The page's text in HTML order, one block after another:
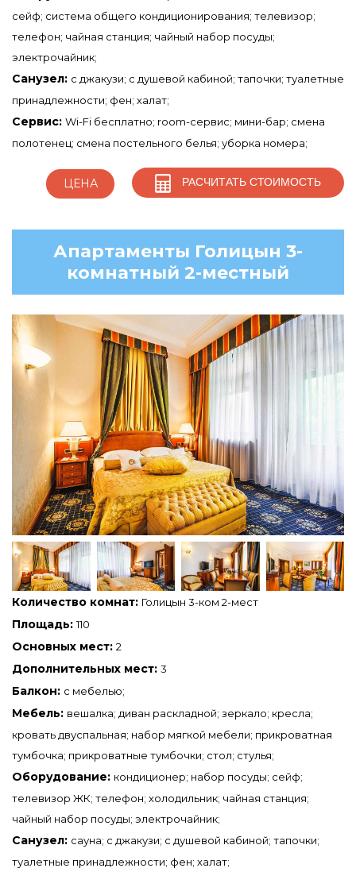
сейф; система общего кондиционирования; телевизор;
телефон; чайная станция; чайный набор посуды;
электрочайник;
Санузел: с джакузи; с душевой кабиной; тапочки; туалетные
принадлежности; фен; халат;
Сервис: Wi-Fi бесплатно; room-сервис; мини-бар; смена
полотенец; смена постельного белья; уборка номера;
ЦЕНА РАСЧИТАТЬ СТОИМОСТЬ
Апартаменты Голицын 3-
комнатный 2-местный
Количество комнат: Голицын 3-ком 2-мест
Площадь:110
Основных мест: 2
Дополнительных мест: 3
Балкон: с мебелью;
Мебель: вешалка; диван раскладной; зеркало; кресла;
кровать двуспальная; набор мягкой мебели; прикроватная
тумбочка; прикроватные тумбочки; стол; стулья;
Оборудование: кондиционер; набор посуды; сейф;
телевизор ЖК; телефон; холодильник; чайная станция;
чайный набор посуды; электрочайник;
Санузел: сауна; с джакузи; с душевой кабиной; тапочки;
туалетные принадлежности; фен; халат;